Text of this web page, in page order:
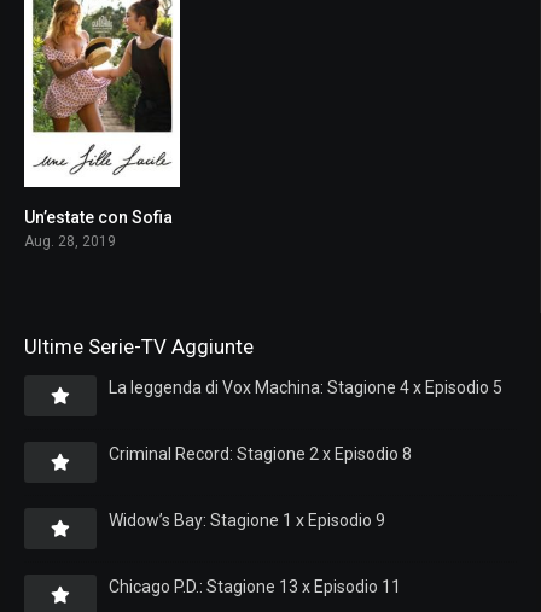
5.4
Un’estate con Sofia
Aug. 28, 2019
Ultime Serie-TV Aggiunte
La leggenda di Vox Machina: Stagione 4 x Episodio 5
Criminal Record: Stagione 2 x Episodio 8
Widow’s Bay: Stagione 1 x Episodio 9
Chicago P.D.: Stagione 13 x Episodio 11